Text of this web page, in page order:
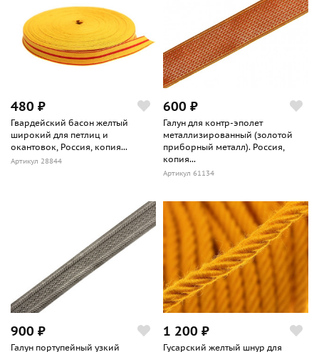
480 ₽
Гвардейский басон желтый
широкий для петлиц и
окантовок, Россия, копия...
Артикул 28844
600 ₽
Галун для контр-эполет
металлизированный (золотой
приборный металл). Россия,
копия...
Артикул 61134
900 ₽
Галун портупейный узкий
1 200 ₽
Гусарский желтый шнур для